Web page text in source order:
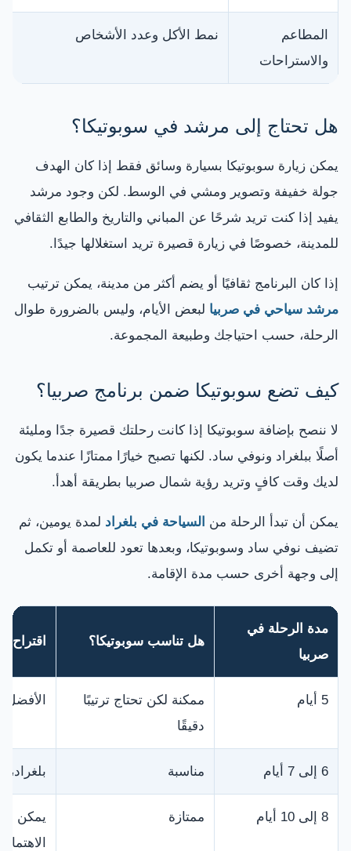
المطاعم
والاستراحات
نمط الأكل وعدد الأشخاص
هل تحتاج إلى مرشد في سوبوتيكا؟
يمكن زيارة سوبوتيكا بسيارة وسائق فقط إذا كان الهدف
جولة خفيفة وتصوير ومشي في الوسط. لكن وجود مرشد
يفيد إذا كنت تريد شرحًا عن المباني والتاريخ والطابع الثقافي
للمدينة، خصوصًا في زيارة قصيرة تريد استغلالها جيدًا.
إذا كان البرنامج ثقافيًا أو يضم أكثر من مدينة، يمكن ترتيب
مرشد سياحي في صربيا لبعض الأيام، وليس بالضرورة طوال
الرحلة، حسب احتياجك وطبيعة المجموعة.
كيف تضع سوبوتيكا ضمن برنامج صربيا؟
لا ننصح بإضافة سوبوتيكا إذا كانت رحلتك قصيرة جدًا ومليئة
أصلًا ببلغراد ونوفي ساد. لكنها تصبح خيارًا ممتازًا عندما يكون
لديك وقت كافٍ وتريد رؤية شمال صربيا بطريقة أهدأ.
يمكن أن تبدأ الرحلة من السياحة في بلغراد لمدة يومين، ثم
تضيف نوفي ساد وسوبوتيكا، وبعدها تعود للعاصمة أو تكمل
إلى وجهة أخرى حسب مدة الإقامة.
مدة الرحلة في
صربيا
هل تناسب سوبوتيكا؟ اقتراح
5 أيام
ممكنة لكن تحتاج ترتيبًا
دقيقًا
الأفضل
6 إلى 7 أيام مناسبة
8 إلى 10 أيام ممتازة
يمكن
الاهتمام